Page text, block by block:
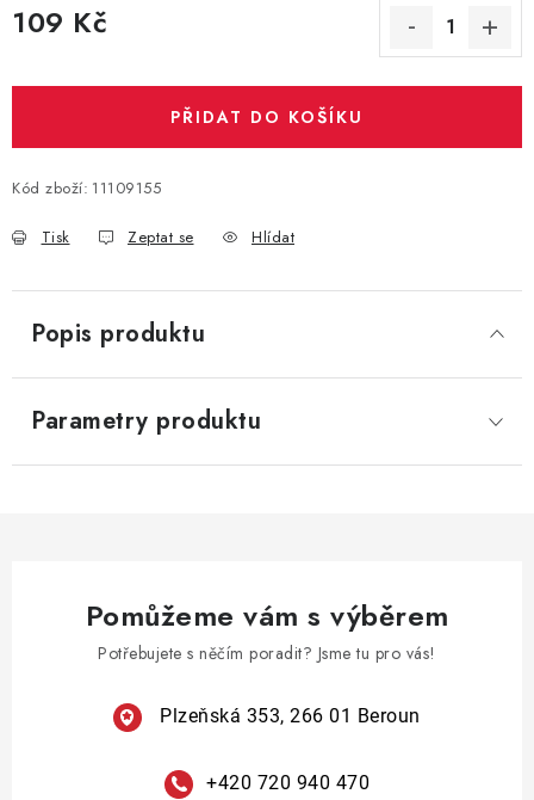
VYSTŘELOVACÍ KONFETY
ORGANZY, STOLOVÉ ŠERPY
109 Kč
PŘIDAT DO KOŠÍKU
Kód zboží: 11109155
Tisk Zeptat se Hlídat
Popis produktu
Parametry produktu
Pomůžeme vám s výběrem
Potřebujete s něčím poradit? Jsme tu pro vás!
Plzeňská 353, 266 01 Beroun
+420 720 940 470